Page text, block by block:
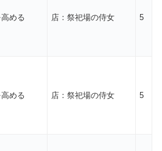
める 店：祭祀場の侍女 5
める 店：祭祀場の侍女 5